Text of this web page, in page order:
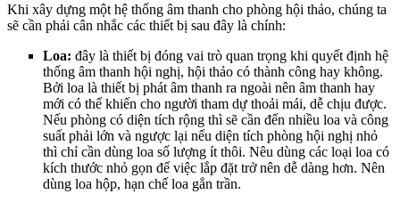
Khi xây dựng một hệ thống âm thanh cho phòng hội thảo, chúng ta
sẽ cần phải cân nhắc các thiết bị sau đây là chính:
Loa: đây là thiết bị đóng vai trò quan trọng khi quyết định hệ
thống âm thanh hội nghị, hội thảo có thành công hay không.
Bởi loa là thiết bị phát âm thanh ra ngoài nên âm thanh hay
mới có thể khiến cho người tham dự thoải mái, dễ chịu được.
Nếu phòng có diện tích rộng thì sẽ cần đến nhiều loa và công
suất phải lớn và ngược lại nếu diện tích phòng hội nghị nhỏ
thì chỉ cần dùng loa số lượng ít thôi. Nêu dùng các loại loa có
kích thước nhỏ gọn để việc lắp đặt trở nên dễ dàng hơn. Nên
dùng loa hộp, hạn chế loa gắn trần.